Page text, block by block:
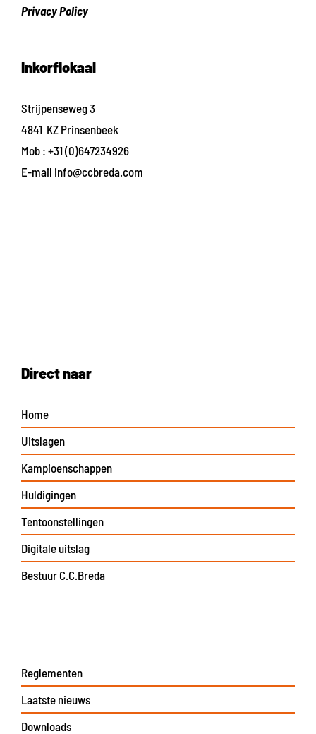
Privacy Policy
Inkorflokaal
Strijpenseweg 3
4841 KZ Prinsenbeek
Mob : +31 (0)647234926
E-mail info@ccbreda.com
Direct naar
Home
Uitslagen
Kampioenschappen
Huldigingen
Tentoonstellingen
Digitale uitslag
Bestuur C.C.Breda
Reglementen
Laatste nieuws
Downloads